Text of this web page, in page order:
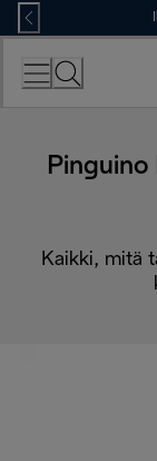
Skip
to
Content
Pinguino
Kaikki, mitä